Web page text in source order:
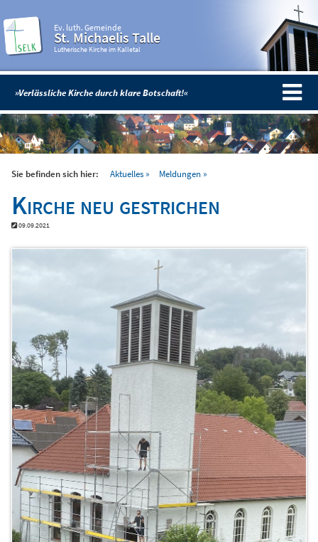
Ev. luth. Gemeinde
St. Michaelis Talle
Lutherische Kirche im Kalletal
»Verlässliche Kirche durch klare Botschaft!«
Sie befinden sich hier: Aktuelles Meldungen
Kirche neu gestrichen
09.09.2021